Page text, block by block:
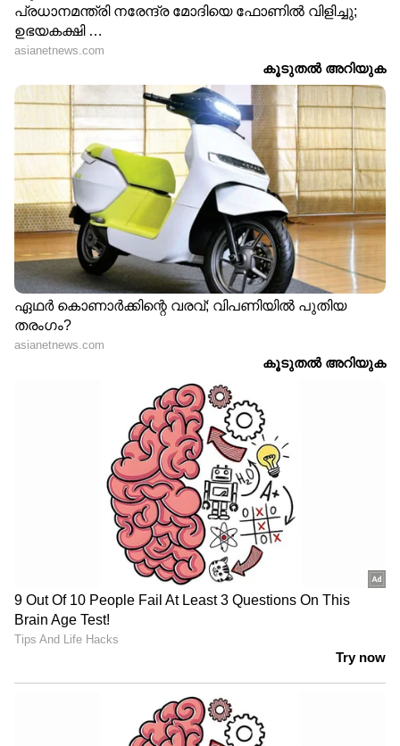
പിഎഫ്, ഇഎസ്ഐ തുടങ്ങിയ അടിസ്ഥാന
തൊഴിൽ ആനുകൂല്യങ്ങൾ പോലും
നിഷേധിക്കപ്പെടുന്ന ആയിരക്കണക്കിന്
ചെറുകിട ആശുപത്രികൾ ഇന്ത്യയുടെ പല
ഭാഗങ്ങളിലുമുണ്ട്. ഈ മോശം തൊഴിൽ
സാഹചര്യം കാരണമാണ് മികച്ച പ്രാവീണ്യമുള്ള
നമ്മുടെ നഴ്സുമാർ യുകെ, അമേരിക്ക, ഗൾഫ്
രാജ്യങ്ങൾ തുടങ്ങിയ ഇടങ്ങളിലേക്ക്
കുടിയേറാൻ നിർബന്ധിതരാകുന്നത്. ഈ
'തലച്ചോറുചോർച്ച' അഥവാ ബ്രെയിൻ ഡ്രെയിൻ
ഇന്ത്യൻ ആരോഗ്യരംഗത്തിന് വലിയൊരു
തിരിച്ചടിയാണ് നൽകുന്നത്.
നഴ്സുമാരുടെ സവിശേഷ പ്രശ്നങ്ങൾ